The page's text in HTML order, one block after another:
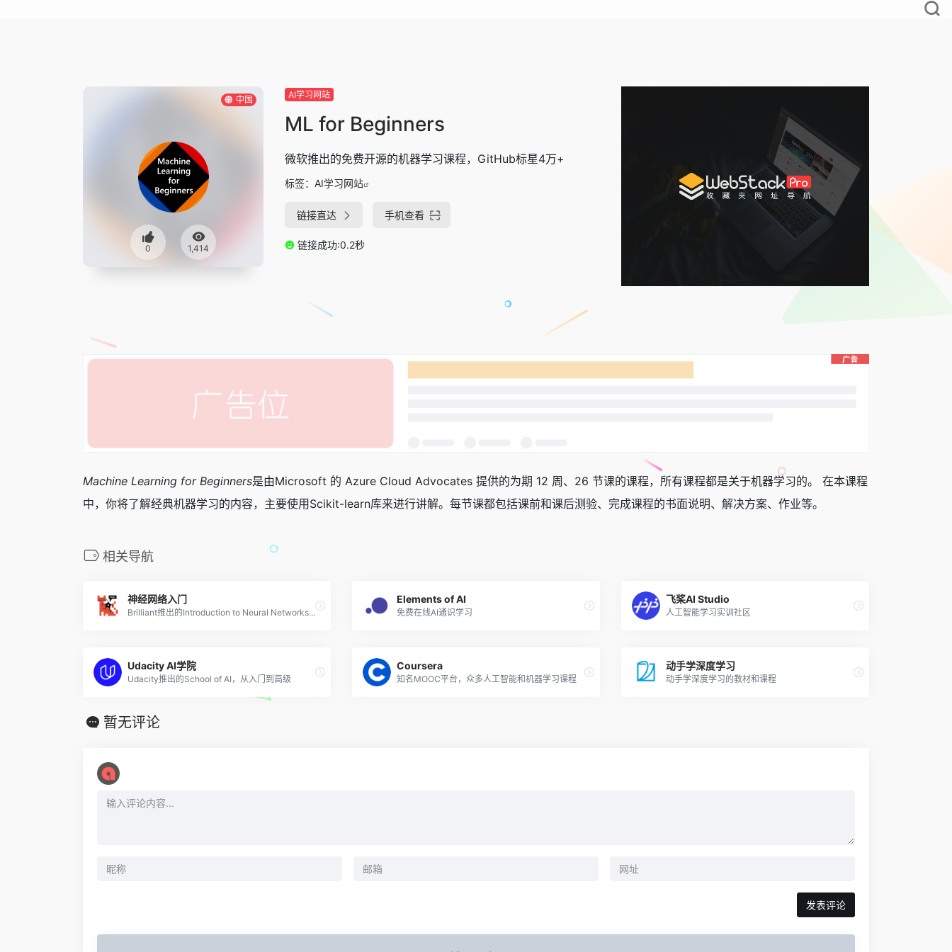
中国
0 1,414
AI学习网站
ML for Beginners
微软推出的免费开源的机器学习课程，GitHub标星4万+
标签： AI学习网站
链接直达 手机查看
链接成功:0.2秒
Machine Learning for Beginners是由Microsoft 的 Azure Cloud Advocates 提供的为期 12 周、26 节课的课程，所有课程都是关于机器学习的。 在本课程
中，你将了解经典机器学习的内容，主要使用Scikit-learn库来进行讲解。每节课都包括课前和课后测验、完成课程的书面说明、解决方案、作业等。
相关导航
神经网络入门
Brilliant推出的Introduction to Neural Networks课程
Elements of AI
免费在线AI通识学习
飞桨AI Studio
人工智能学习实训社区
Udacity AI学院
Udacity推出的School of AI，从入门到高级
Coursera
知名MOOC平台，众多人工智能和机器学习课程
动手学深度学习
动手学深度学习的教材和课程
暂无评论